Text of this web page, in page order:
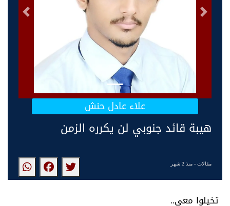
التالى السابق
علاء عادل حنش
هيبة قائد جنوبي لن يكرره الزمن
مقالات- منذ 2 شهر
تخيلوا معي..